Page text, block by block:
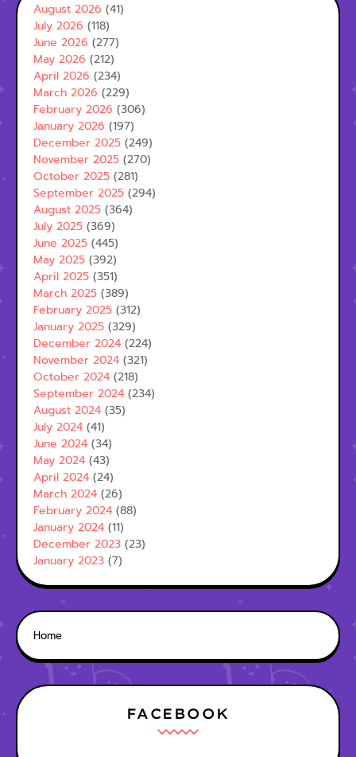
August 2026 (41)
July 2026 (118)
June 2026 (277)
May 2026 (212)
April 2026 (234)
March 2026 (229)
February 2026 (306)
January 2026 (197)
December 2025 (249)
November 2025 (270)
October 2025 (281)
September 2025 (294)
August 2025 (364)
July 2025 (369)
June 2025 (445)
May 2025 (392)
April 2025 (351)
March 2025 (389)
February 2025 (312)
January 2025 (329)
December 2024 (224)
November 2024 (321)
October 2024 (218)
September 2024 (234)
August 2024 (35)
July 2024 (41)
June 2024 (34)
May 2024 (43)
April 2024 (24)
March 2024 (26)
February 2024 (88)
January 2024 (11)
December 2023 (23)
January 2023 (7)
Home
FACEBOOK